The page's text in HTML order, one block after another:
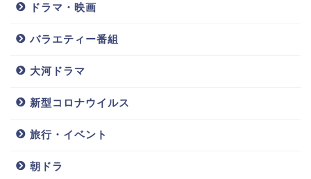
ドラマ・映画
バラエティー番組
大河ドラマ
新型コロナウイルス
旅行・イベント
朝ドラ